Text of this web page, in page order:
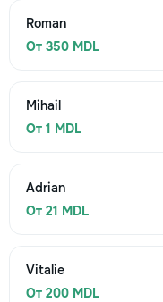
Roman
От 350 MDL
Mihail
От 1 MDL
Adrian
От 21 MDL
Vitalie
От 200 MDL